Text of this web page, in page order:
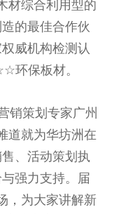
材综合利用型的
的最佳合作伙
威机构检测认
环保板材。
销策划专家广州
道就为华坊洲在
、活动策划执
强力支持。届
，为大家讲解新